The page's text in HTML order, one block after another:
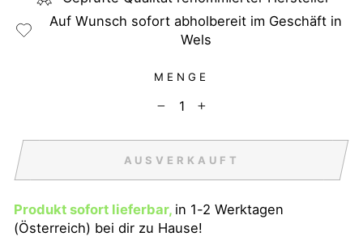
Auf Wunsch sofort abholbereit im Geschäft in
Wels
MENGE
+
AUSVERKAUFT
Produkt sofort lieferbar, in 1-2 Werktagen
(Österreich) bei dir zu Hause!